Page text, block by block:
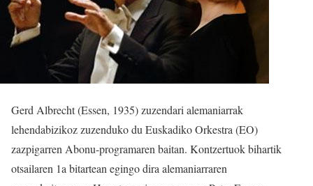
Gerd Albrecht (Essen, 1935) zuzendari alemaniarrak
lehendabizikoz zuzenduko du Euskadiko Orkestra (EO)
zazpigarren Abonu-programaren baitan. Kontzertuok bihartik
otsailaren 1a bitartean egingo dira alemaniarraren